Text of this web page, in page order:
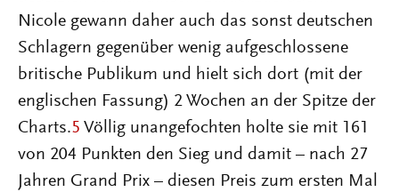
Nicole gewann daher auch das sonst deutschen
Schlagern gegenüber wenig aufgeschlossene
britische Publikum und hielt sich dort (mit der
englischen Fassung) 2 Wochen an der Spitze der
Charts.5 Völlig unangefochten holte sie mit 161
von 204 Punkten den Sieg und damit – nach 27
Jahren Grand Prix – diesen Preis zum ersten Mal